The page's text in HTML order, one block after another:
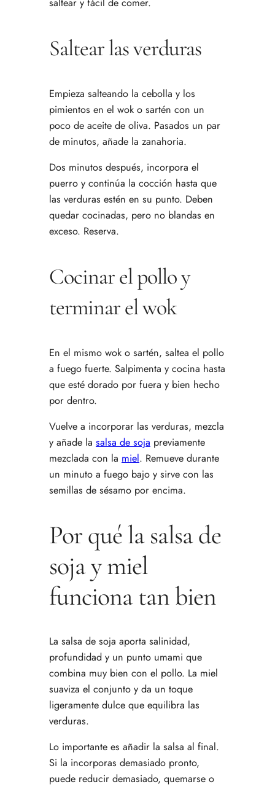
Saltear las verduras
Empieza salteando la cebolla y los
pimientos en el wok o sartén con un
poco de aceite de oliva. Pasados un par
de minutos, añade la zanahoria.
Dos minutos después, incorpora el
puerro y continúa la cocción hasta que
las verduras estén en su punto. Deben
quedar cocinadas, pero no blandas en
exceso. Reserva.
Cocinar el pollo y
terminar el wok
En el mismo wok o sartén, saltea el pollo
a fuego fuerte. Salpimenta y cocina hasta
que esté dorado por fuera y bien hecho
por dentro.
Vuelve a incorporar las verduras, mezcla
y añade la salsa de soja previamente
mezclada con la miel. Remueve durante
un minuto a fuego bajo y sirve con las
semillas de sésamo por encima.
Por qué la salsa de
soja y miel
funciona tan bien
La salsa de soja aporta salinidad,
profundidad y un punto umami que
combina muy bien con el pollo. La miel
suaviza el conjunto y da un toque
ligeramente dulce que equilibra las
verduras.
Lo importante es añadir la salsa al final.
Si la incorporas demasiado pronto,
puede reducir demasiado, quemarse o